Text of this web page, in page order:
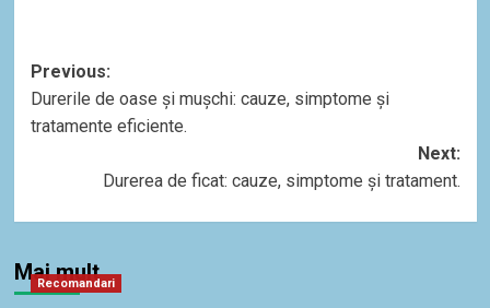
Post
navigation
Previous:
Durerile de oase și mușchi: cauze, simptome și
tratamente eficiente.
Next:
Durerea de ficat: cauze, simptome și tratament.
Mai mult
Recomandari